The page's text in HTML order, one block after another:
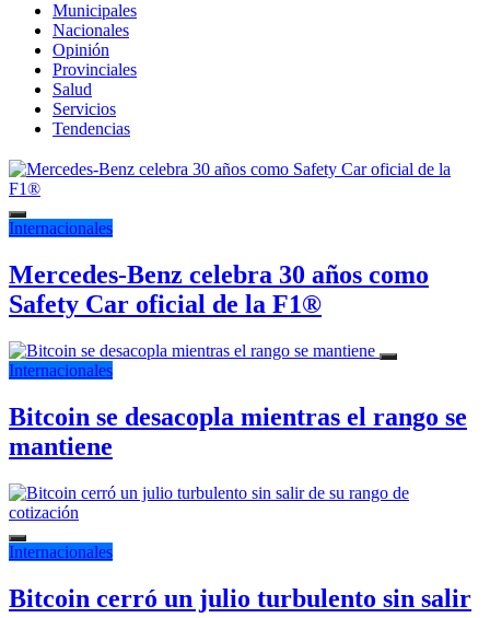
Municipales
Nacionales
Opinión
Provinciales
Salud
Servicios
Tendencias
Internacionales
Mercedes-Benz celebra 30 años como
Safety Car oficial de la F1®
Internacionales
Bitcoin se desacopla mientras el rango se
mantiene
Internacionales
Bitcoin cerró un julio turbulento sin salir